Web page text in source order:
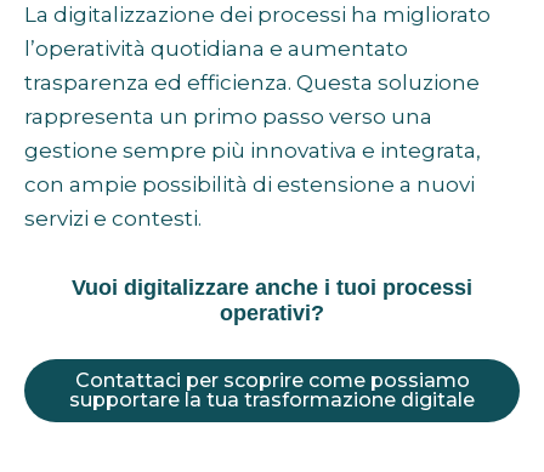
La digitalizzazione dei processi ha migliorato
l’operatività quotidiana e aumentato
trasparenza ed efficienza. Questa soluzione
rappresenta un primo passo verso una
gestione sempre più innovativa e integrata,
con ampie possibilità di estensione a nuovi
servizi e contesti.
Vuoi digitalizzare anche i tuoi processi
operativi?
Contattaci per scoprire come possiamo
supportare la tua trasformazione digitale